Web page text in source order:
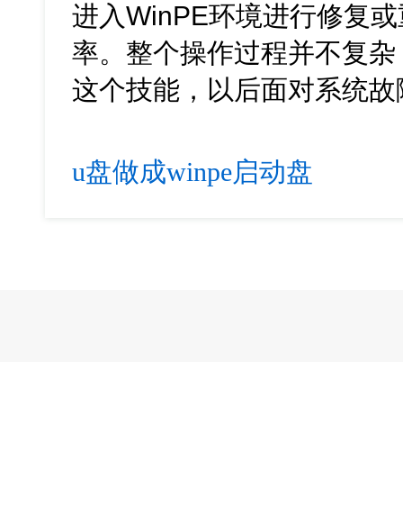
进入WinPE环境进行修复
率。整个操作过程并不复
这个技能，以后面对系统
u盘做成winpe启动盘